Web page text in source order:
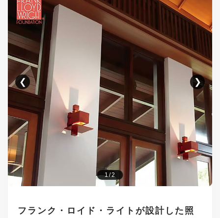
1/2
❮ ❯
フランク・ロイド・ライトが設計した照